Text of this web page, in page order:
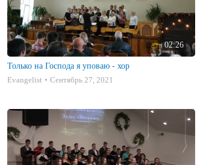
02:26
Только на Господа я уповаю - хор
Evangelist
Сентябрь 27, 2021